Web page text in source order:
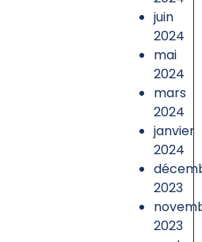
juin
2024
mai
2024
mars
2024
janvier
2024
2023
2023